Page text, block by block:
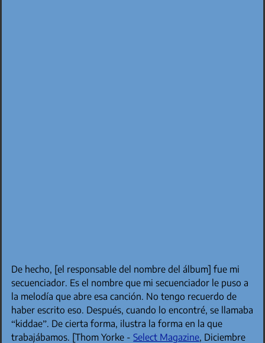
De hecho, [el responsable del nombre del álbum] fue mi
secuenciador. Es el nombre que mi secuenciador le puso a
la melodía que abre esa canción. No tengo recuerdo de
haber escrito eso. Después, cuando lo encontré, se llamaba
“kiddae”. De cierta forma, ilustra la forma en la que
trabajábamos. [Thom Yorke -Select Magazine , Diciembre